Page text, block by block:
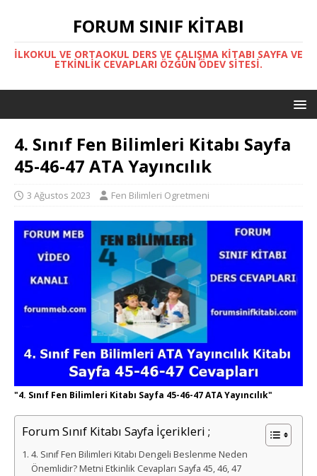
FORUM SINIF KITABI
İLKOKUL VE ORTAOKUL DERS VE ÇALIŞMA KITABI SAYFA VE
ETKINLIK CEVAPLARI ÖZGÜN ÖDEV SITESI.
4. Sınıf Fen Bilimleri Kitabı Sayfa
45-46-47 ATA Yayıncılık
3 Ağustos 2023 Fen Bilimleri Ogretmeni
"4. Sınıf Fen Bilimleri Kitabı Sayfa 45-46-47 ATA Yayıncılık"
Forum Sınıf Kitabı Sayfa İçerikleri ;
4. Sınıf Fen Bilimleri Kitabı Dengeli Beslenme Neden
Önemlidir? Metni Etkinlik Cevapları Sayfa 45, 46, 47